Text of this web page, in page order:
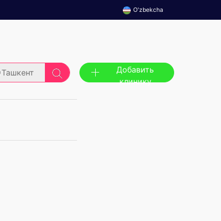
O'zbekcha
Ташкент
Добавить
клинику